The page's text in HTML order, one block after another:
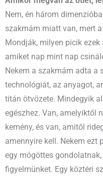
Nem, én három
szakmám miatt van, mert
Mondják, milyen picik ezek
amiket nap mint nap
Nekem a szakmám adta a
technológiát, az anyagot,
titán ötvözete. Mindegyik
egészhez. Van, amelyiktől
kemény, és van, amitől
amennyire kell. Nekem ezt
egy mögöttes
figyelmünket. Egy köztéri